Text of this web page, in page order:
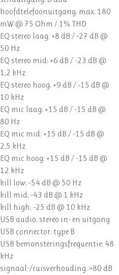
hoofdtelefoonuitgang: max. 180
mW @ 75 Ohm / 1% THD
EQ stereo laag: +8 dB / -27 dB @
50 Hz
EQ stereo mid: +6 dB / -23 dB @
1,2 kHz
EQ stereo hoog: +9 dB / -15 dB @
10 kHz
EQ mic laag: +15 dB / -15 dB @
80 Hz
EQ mic mid: +15 dB / -15 dB @
2,5 kHz
EQ mic hoog: +15 dB / -15 dB @
12 kHz
kill low: -54 dB @ 50 Hz
kill mid: -43 dB @ 1 kHz
kill high: -25 dB @ 10 kHz
USB audio: stereo in- en uitgang
USB connector: type B
USB bemonsteringsfrequentie: 48
kHz
signaal-/ruisverhouding: >80 dB